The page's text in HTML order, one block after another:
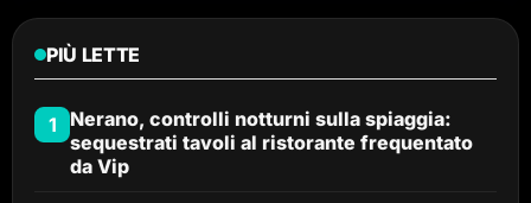
PIÙ LETTE
1
Nerano, controlli notturni sulla spiaggia:
sequestrati tavoli al ristorante frequentato
da Vip